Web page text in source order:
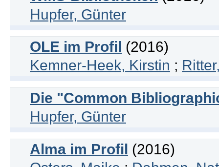
Hupfer, Günter
OLE im Profil (2016)
Kemner-Heek, Kirstin ;
Die "Common
Hupfer, Günter
Alma im Profil (2016)